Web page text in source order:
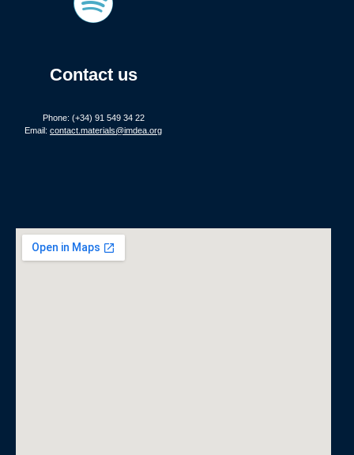
Contact us
Phone: (+34) 91 549 34 22
Email: contact.materials@imdea.org